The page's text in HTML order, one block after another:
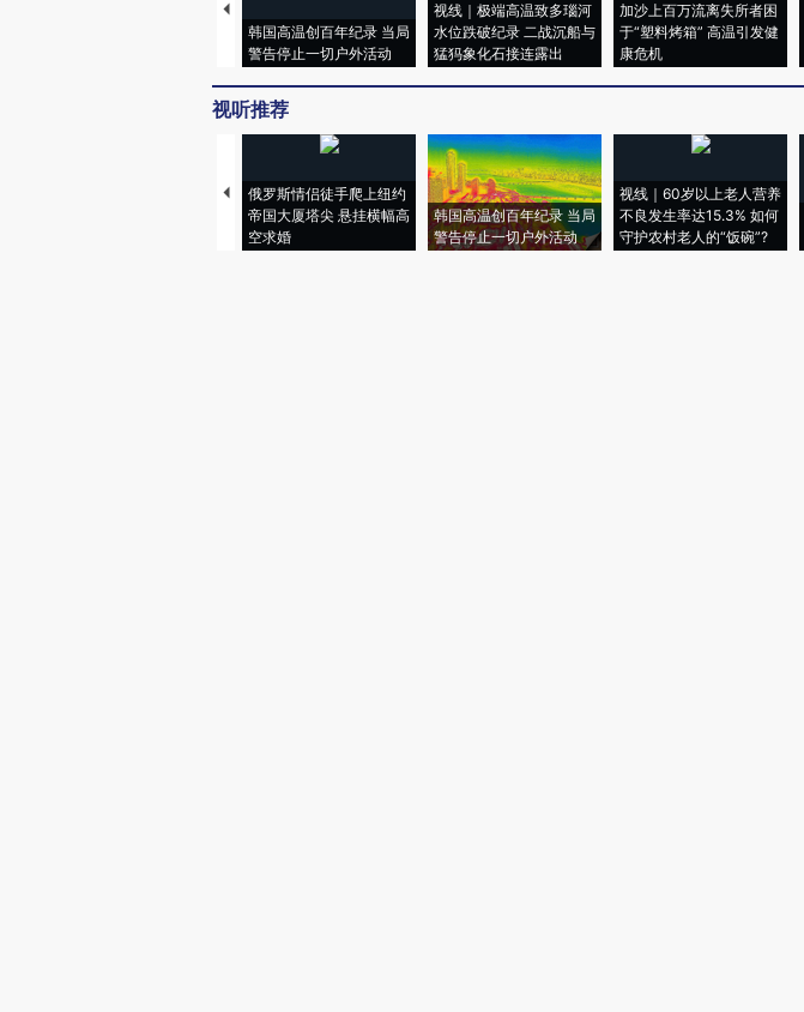
韩国高温创百年纪录 当局
警告停止一切户外活动
视线｜极端高温致多瑙河
水位跌破纪录 二战沉船与
猛犸象化石接连露出
加沙上百万流离失所者困
于“塑料烤箱” 高温引发健
康危机
视听推荐
俄罗斯情侣徒手爬上纽约
帝国大厦塔尖 悬挂横幅高
空求婚
韩国高温创百年纪录 当局
警告停止一切户外活动
视线｜60岁以上老人营养
不良发生率达15.3% 如何
守护农村老人的“饭碗”?